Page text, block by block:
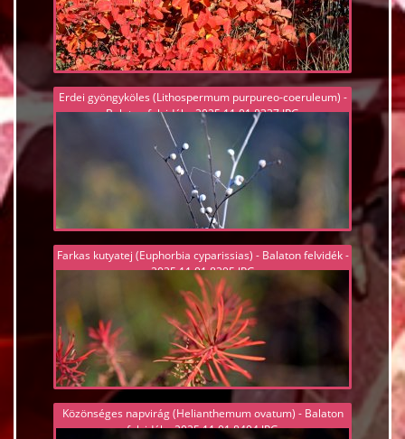
Erdei gyöngyköles (Lithospermum purpureo-coeruleum) -
Balaton felvidék - 2025.11.01 8337.JPG
Farkas kutyatej (Euphorbia cyparissias) - Balaton felvidék -
2025.11.01 8395.JPG
Közönséges napvirág (Helianthemum ovatum) - Balaton
felvidék - 2025.11.01 8404.JPG